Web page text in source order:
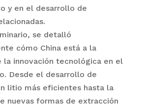
y en el desarrollo de
se detalló
cómo China está a la
la innovación tecnológica en el
Desde el desarrollo de
litio más eficientes hasta la
nuevas formas de extracción